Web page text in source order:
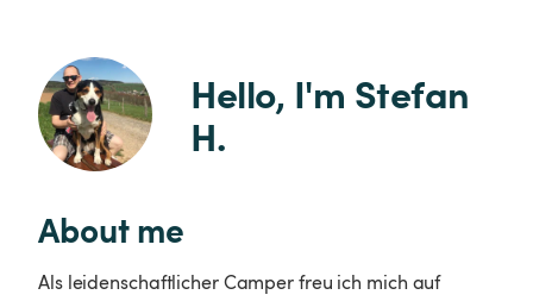
Hello, I'm Stefan
H.
About me
Als leidenschaftlicher Camper freu ich mich auf